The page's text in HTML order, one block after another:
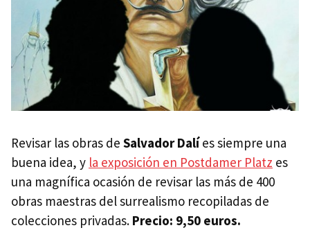
Revisar las obras de Salvador Dalíes siempre una
buena idea, y la exposición en Postdamer Platz es
una magnífica ocasión de revisar las más de 400
obras maestras del surrealismo recopiladas de
colecciones privadas. Precio: 9,50 euros.